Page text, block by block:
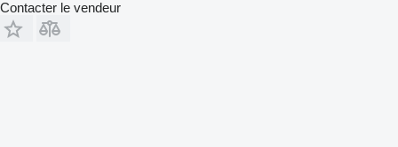
Contacter le vendeur